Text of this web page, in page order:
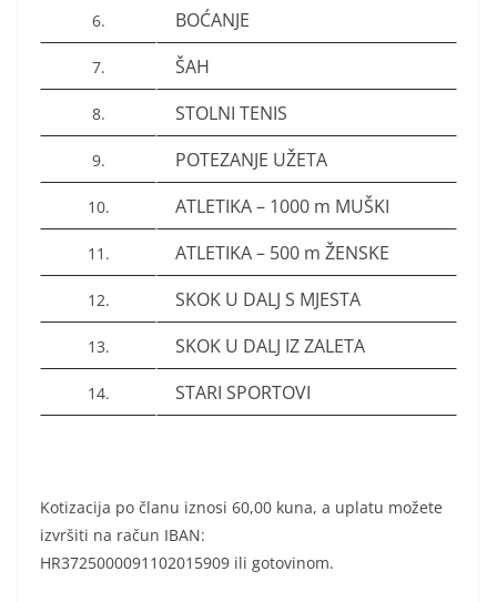
6. BOĆANJE
7. ŠAH
8. STOLNI TENIS
9. POTEZANJE UŽETA
10. ATLETIKA – 1000 m MUŠKI
11. ATLETIKA – 500 m ŽENSKE
12. SKOK U DALJ S MJESTA
13. SKOK U DALJ IZ ZALETA
14. STARI SPORTOVI
Kotizacija po članu iznosi 60,00 kuna, a uplatu možete
izvršiti na račun IBAN:
HR3725000091102015909 ili gotovinom.